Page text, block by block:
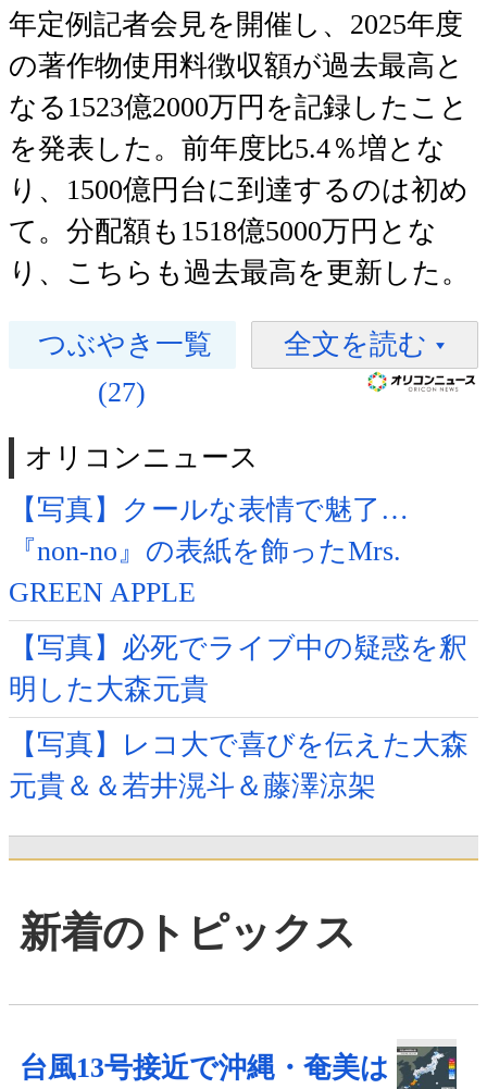
年定例記者会見を開催し、2025年度
の著作物使用料徴収額が過去最高と
なる1523億2000万円を記録したこと
を発表した。前年度比5.4％増とな
り、1500億円台に到達するのは初め
て。分配額も1518億5000万円とな
り、こちらも過去最高を更新した。
つぶやき一覧
(27)
全文を読む
オリコンニュース
【写真】クールな表情で魅了…
『non-no』の表紙を飾ったMrs.
GREEN APPLE
【写真】必死でライブ中の疑惑を釈
明した大森元貴
【写真】レコ大で喜びを伝えた大森
元貴＆＆若井滉斗＆藤澤涼架
新着のトピックス
台風13号接近で沖縄・奄美は